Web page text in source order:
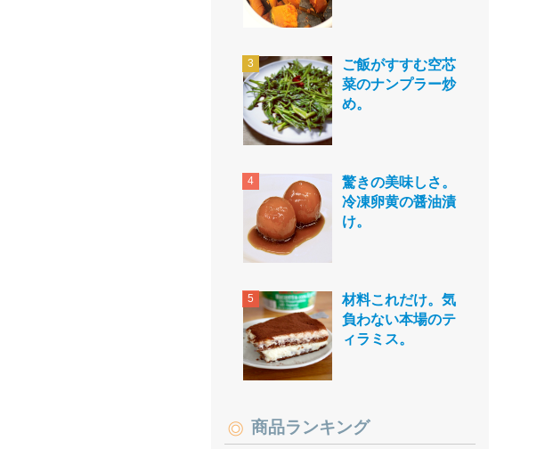
ご飯がすすむ空芯
菜のナンプラー炒
め。
驚きの美味しさ。
冷凍卵黄の醤油漬
け。
材料これだけ。気
負わない本場のテ
ィラミス。
商品ランキング